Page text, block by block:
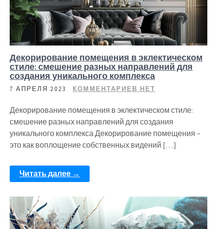
Декорирование помещения в эклектическом
стиле: смешение разных направлений для
создания уникального комплекса
7 АПРЕЛЯ 2023 КОММЕНТАРИЕВ НЕТ
Декорирование помещения в эклектическом стиле:
смешение разных направлений для создания
уникального комплекса Декорирование помещения –
это как воплощение собственных видений […]
Читать далее →